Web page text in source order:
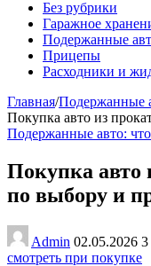
Без рубрики
Гаражное
Подержанные
Прицепы
Расходники и
Главная/Подержанные
Покупка авто из
Подержанные авто:
Покупка авто
по выбору и
Admin 02.05.2026 3
смотреть при покупке